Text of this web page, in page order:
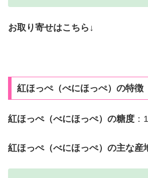
お取り寄せはこちら ↓
紅ほっぺ（べにほっぺ）の特徴
紅ほっぺ（べにほっぺ）の糖度
紅ほっぺ（べにほっぺ）の主な産